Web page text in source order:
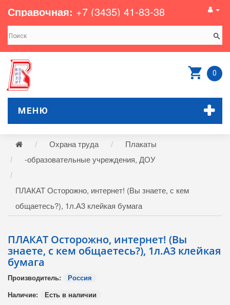
Справочная: +7 (3435) 41-83-38
0
МЕНЮ
Охрана труда
Плакаты
-образовательные учреждения, ДОУ
ПЛАКАТ Осторожно, интернет! (Вы знаете, с кем
общаетесь?), 1л.А3 клейкая бумага
ПЛАКАТ Осторожно, интернет! (Вы
знаете, с кем общаетесь?), 1л.А3 клейкая
бумага
Производитель:
Россия
Наличие:
Есть в наличии